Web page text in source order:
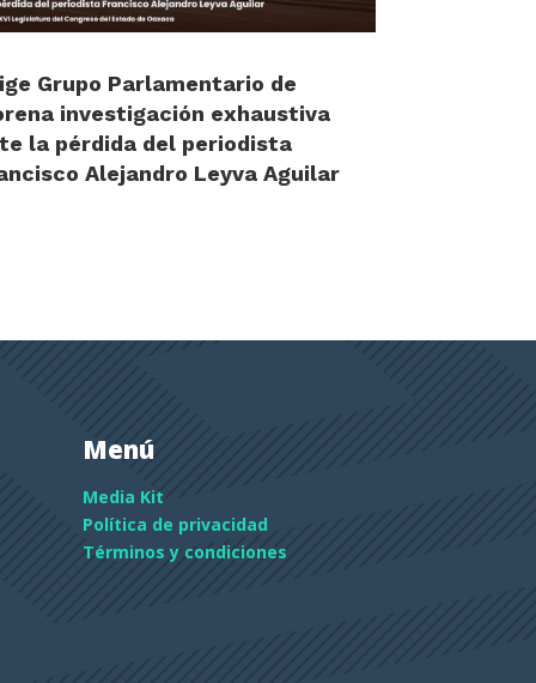
Grupo Parlamentario de
investigación exhaustiva
la pérdida del periodista
Alejandro Leyva Aguilar
Menú
Media Kit
Política de privacidad
Términos y condiciones